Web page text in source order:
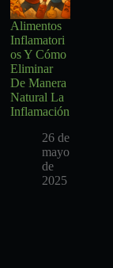
Alimentos
Inflamatori
os Y Cómo
Eliminar
De Manera
Natural La
Inflamación
26 de
mayo
de
2025